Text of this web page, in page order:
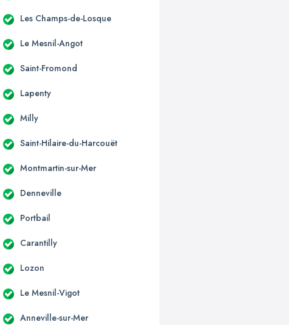
Les Champs-de-Losque
Le Mesnil-Angot
Saint-Fromond
Lapenty
Milly
Saint-Hilaire-du-Harcouët
Montmartin-sur-Mer
Denneville
Portbail
Carantilly
Lozon
Le Mesnil-Vigot
Anneville-sur-Mer